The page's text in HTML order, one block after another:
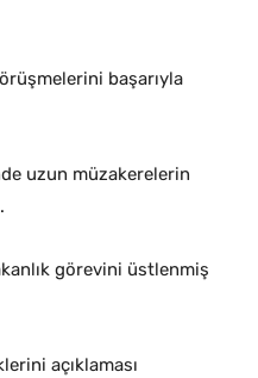
başarıyla
uzun müzakerelerin
görevini üstlenmiş
açıklaması